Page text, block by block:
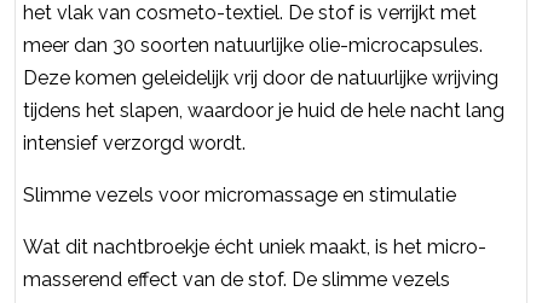
het vlak van cosmeto-textiel. De stof is verrijkt met
meer dan 30 soorten natuurlijke olie-microcapsules.
Deze komen geleidelijk vrij door de natuurlijke wrijving
tijdens het slapen, waardoor je huid de hele nacht lang
intensief verzorgd wordt.
Slimme vezels voor micromassage en stimulatie
Wat dit nachtbroekje écht uniek maakt, is het micro-
masserend effect van de stof. De slimme vezels